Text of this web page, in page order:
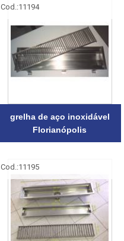
Cod.:11194
grelha de aço inoxidável
Florianópolis
Cod.:11195